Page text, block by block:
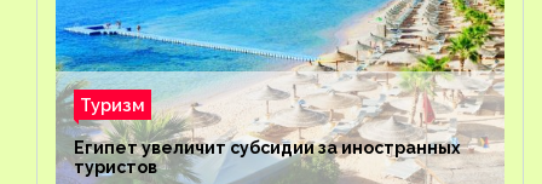
Туризм
Египет увеличит субсидии за иностранных
туристов